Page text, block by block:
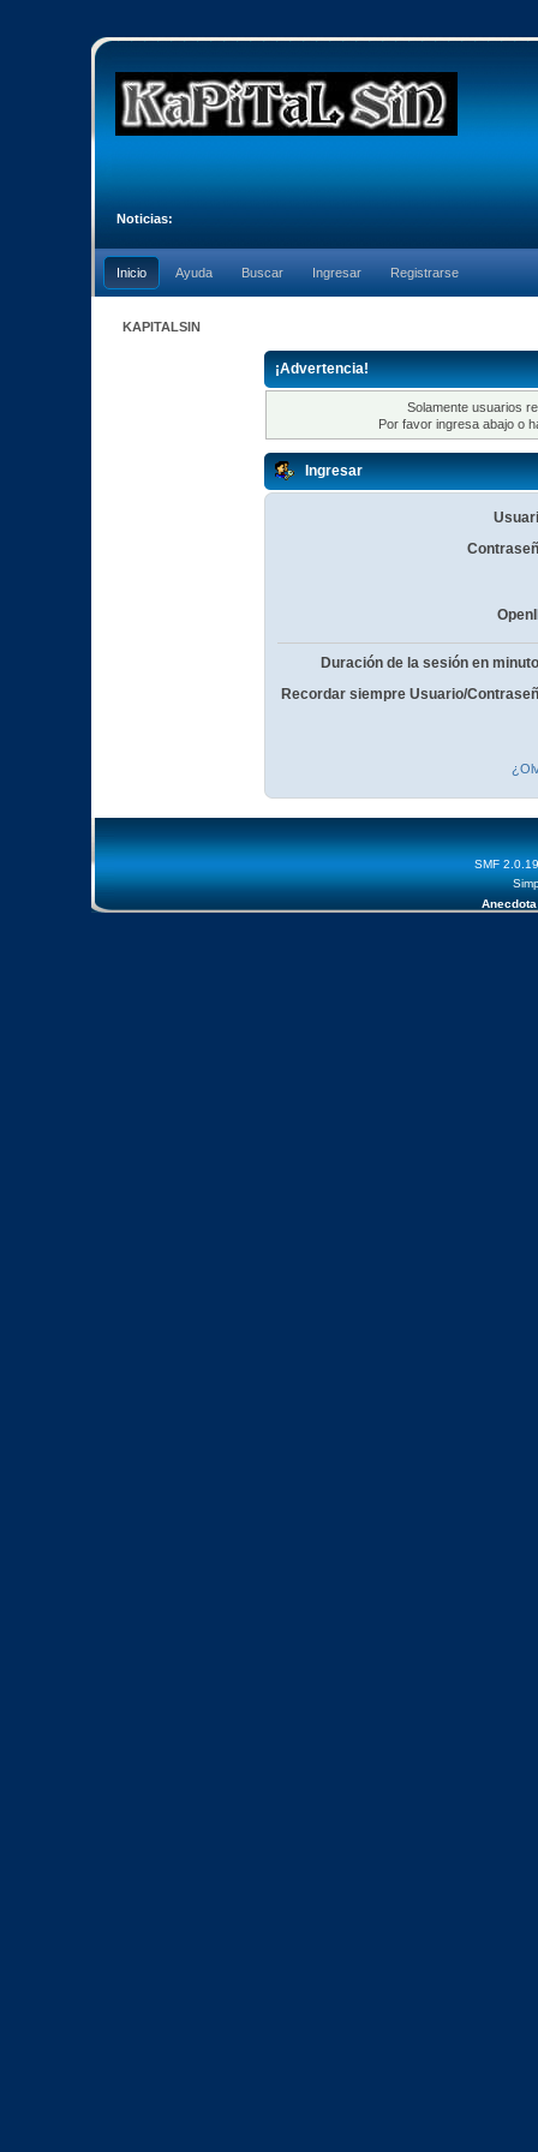
Noticias:
Inicio Ayuda Buscar Ingresar Registrarse
KAPITALSIN
¡Advertencia!
Solamente usuarios
Por favor ingresa abajo o
Ingresar
Duración de la sesión en
Recordar siempre Usuario/
SMF 2.0.19
Anecdota